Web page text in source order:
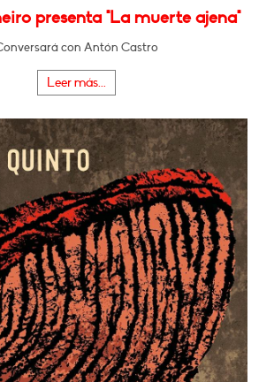
presenta "La muerte ajena"
con Antón Castro
Leer más...